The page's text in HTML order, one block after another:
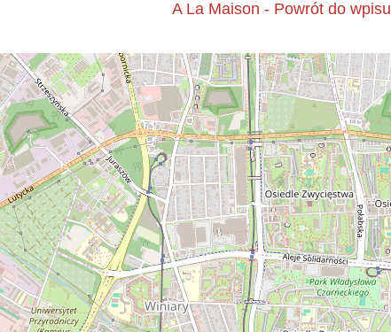
A La Maison - Powrót do wpisu